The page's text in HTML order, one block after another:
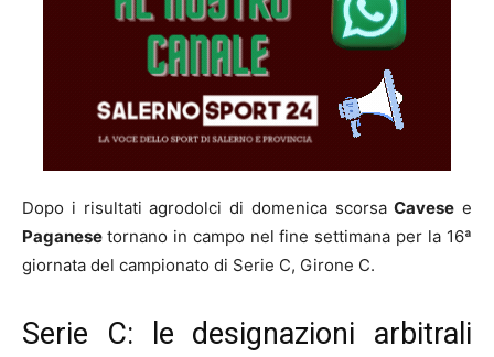
Dopo i risultati agrodolci di domenica scorsaCavese e
Paganese tornano in campo nel fine settimana per la 16ª
giornata del campionato di Serie C, Girone C.
Serie C: le designazioni arbitrali